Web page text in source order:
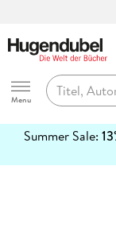
Hugendubel
Menu
Summer Sale:
erfahren